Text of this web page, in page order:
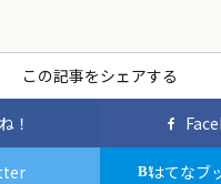
この記事をシェアする